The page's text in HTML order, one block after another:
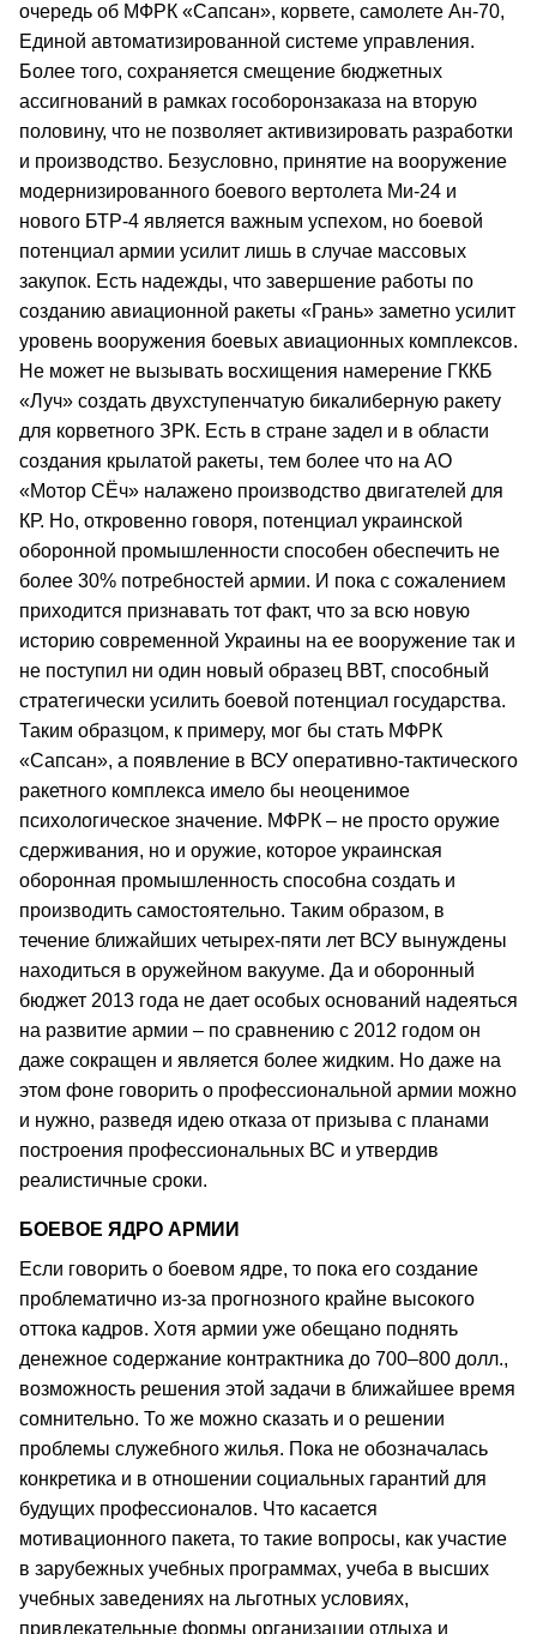
очередь об МФРК «Сапсан», корвете, самолете Ан-70,
Единой автоматизированной системе управления.
Более того, сохраняется смещение бюджетных
ассигнований в рамках гособоронзаказа на вторую
половину, что не позволяет активизировать разработки
и производство. Безусловно, принятие на вооружение
модернизированного боевого вертолета Ми-24 и
нового БТР-4 является важным успехом, но боевой
потенциал армии усилит лишь в случае массовых
закупок. Есть надежды, что завершение работы по
созданию авиационной ракеты «Грань» заметно усилит
уровень вооружения боевых авиационных комплексов.
Не может не вызывать восхищения намерение ГККБ
«Луч» создать двухступенчатую бикалиберную ракету
для корветного ЗРК. Есть в стране задел и в области
создания крылатой ракеты, тем более что на АО
«Мотор СЁч» налажено производство двигателей для
КР. Но, откровенно говоря, потенциал украинской
оборонной промышленности способен обеспечить не
более 30% потребностей армии. И пока с сожалением
приходится признавать тот факт, что за всю новую
историю современной Украины на ее вооружение так и
не поступил ни один новый образец ВВТ, способный
стратегически усилить боевой потенциал государства.
Таким образцом, к примеру, мог бы стать МФРК
«Сапсан», а появление в ВСУ оперативно-тактического
ракетного комплекса имело бы неоценимое
психологическое значение. МФРК – не просто оружие
сдерживания, но и оружие, которое украинская
оборонная промышленность способна создать и
производить самостоятельно. Таким образом, в
течение ближайших четырех-пяти лет ВСУ вынуждены
находиться в оружейном вакууме. Да и оборонный
бюджет 2013 года не дает особых оснований надеяться
на развитие армии – по сравнению с 2012 годом он
даже сокращен и является более жидким. Но даже на
этом фоне говорить о профессиональной армии можно
и нужно, разведя идею отказа от призыва с планами
построения профессиональных ВС и утвердив
реалистичные сроки.
БОЕВОЕ ЯДРО АРМИИ
Если говорить о боевом ядре, то пока его создание
проблематично из-за прогнозного крайне высокого
оттока кадров. Хотя армии уже обещано поднять
денежное содержание контрактника до 700–800 долл.,
возможность решения этой задачи в ближайшее время
сомнительно. То же можно сказать и о решении
проблемы служебного жилья. Пока не обозначалась
конкретика и в отношении социальных гарантий для
будущих профессионалов. Что касается
мотивационного пакета, то такие вопросы, как участие
в зарубежных учебных программах, учеба в высших
учебных заведениях на льготных условиях,
привлекательные формы организации отдыха и